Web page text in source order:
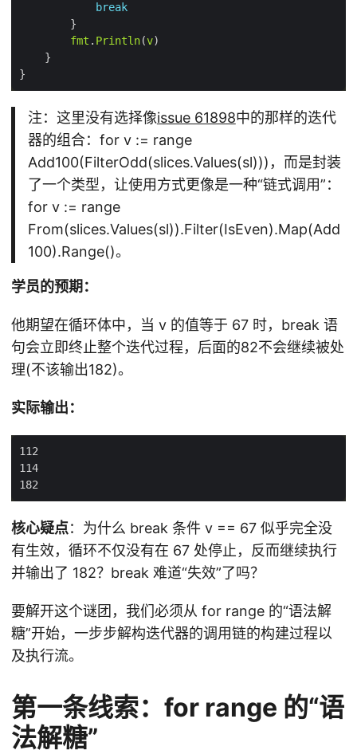
break
fmt . Println(v
注：这里没有选择像issue 61898中的那样的迭代
器的组合：for v := range
Add100(FilterOdd(slices.Values(sl)))，而是封装
了一个类型，让使用方式更像是一种“链式调用”：
for v := range
From(slices.Values(sl)).Filter(IsEven).Map(Add
100).Range()。
学员的预期：
他期望在循环体中，当 v 的值等于 67 时，break 语
句会立即终止整个迭代过程，后面的82不会继续被处
理(不该输出182)。
实际输出：
核心疑点：为什么 break 条件 v == 67 似乎完全没
有生效，循环不仅没有在 67 处停止，反而继续执行
并输出了 182？break 难道“失效”了吗？
要解开这个谜团，我们必须从 for range 的“语法解
糖”开始，一步步解构迭代器的调用链的构建过程以
及执行流。
第一条线索：for range 的“语
法解糖”